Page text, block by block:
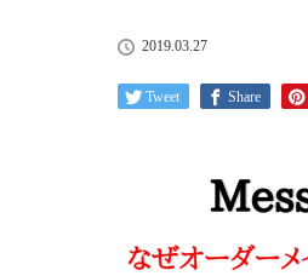
2019.03.27
Tweet Share